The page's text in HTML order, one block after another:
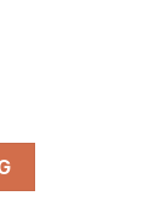
da kỳ đà màu